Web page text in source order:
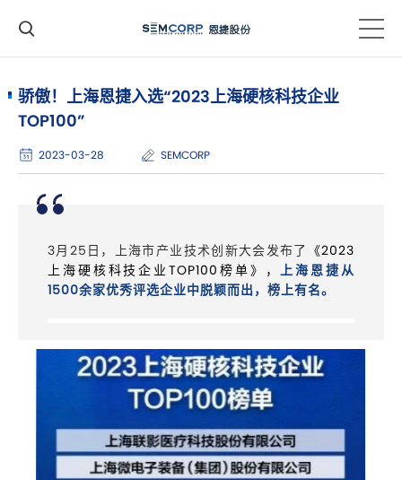
骄傲！上海恩捷入选“2023上海硬核科技企业
TOP100”
2023-03-28 SEMCORP
3月25日，上海市产业技术创新大会发布了
《2023
上海硬核科技企业TOP100榜单》，上海恩捷从
1500余家优秀评选企业中脱颖而出，榜上有名。